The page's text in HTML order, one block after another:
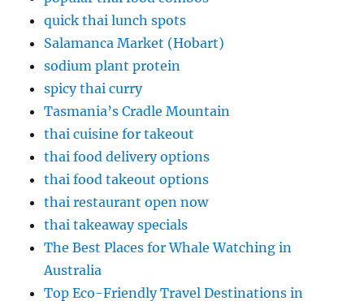
quick thai lunch spots
Salamanca Market (Hobart)
sodium plant protein
spicy thai curry
Tasmania’s Cradle Mountain
thai cuisine for takeout
thai food delivery options
thai food takeout options
thai restaurant open now
thai takeaway specials
The Best Places for Whale Watching in
Australia
Top Eco-Friendly Travel Destinations in